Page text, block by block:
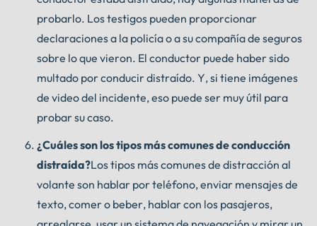
probarlo. Los testigos pueden proporcionar
declaraciones a la policía o a su compañía de seguros
sobre lo que vieron. El conductor puede haber sido
multado por conducir distraído. Y, si tiene imágenes
de video del incidente, eso puede ser muy útil para
probar su caso.
¿Cuáles son los tipos más comunes de conducción
distraída?Los tipos más comunes de distracción al
volante son hablar por teléfono, enviar mensajes de
texto, comer o beber, hablar con los pasajeros,